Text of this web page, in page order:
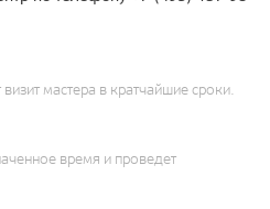
мастера в кратчайшие сроки.
время и проведет